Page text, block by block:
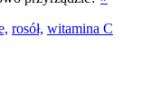
rosół, witamina C